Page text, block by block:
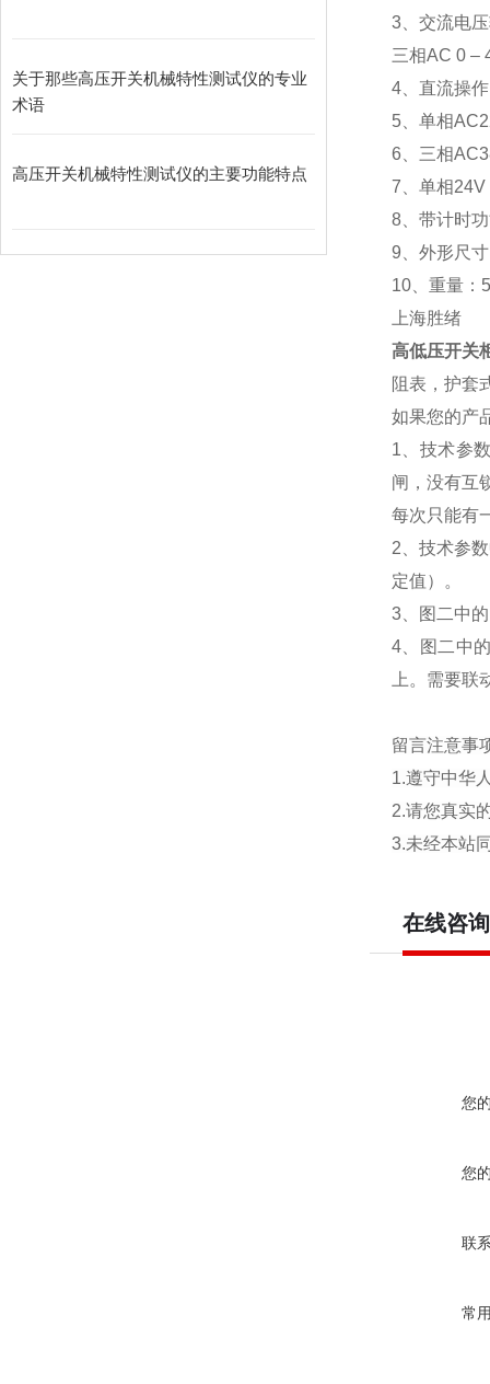
关于那些高压开关机械特性测试仪的专业
术语
高压开关机械特性测试仪的主要功能特点
3、交流电
三相AC 0
4、直流
5、单相
6、三相
7、单相
8、带计时
9、外形尺
10、重量：
上海胜绪
高低压开关
阻表，护套
如果您的产
1、技术参
闸，没有互
每次只能有
2、技术参
定值）。
3、图二中
4、图二中
上。需要
留言注意事
1.遵守中华
2.请您真实
3.未经本站
在线咨询
您
您
联
常